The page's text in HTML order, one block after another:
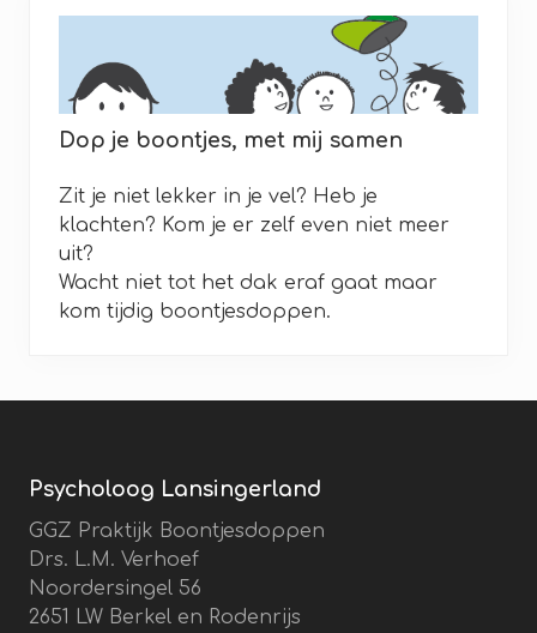
t
k
e
n
m
a
k
Dop je boontjes, met mij samen
Zit je niet lekker in je vel? Heb je
klachten? Kom je er zelf even niet meer
uit?
Wacht niet tot het dak eraf gaat maar
kom tijdig boontjesdoppen.
Psycholoog Lansingerland
GGZ Praktijk Boontjesdoppen
Drs. L.M. Verhoef
Noordersingel 56
2651 LW Berkel en Rodenrijs